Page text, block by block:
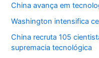
China avança em
Washington intensifica
China recruta 105
supremacia tecnológica